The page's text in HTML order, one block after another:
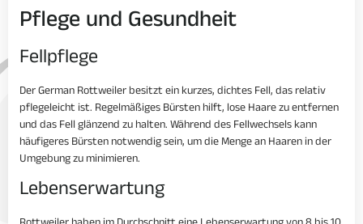
Pflege und Gesundheit
Fellpflege
Der German Rottweiler besitzt ein kurzes, dichtes Fell, das relativ
pflegeleicht ist. Regelmäßiges Bürsten hilft, lose Haare zu entfernen
und das Fell glänzend zu halten. Während des Fellwechsels kann
häufigeres Bürsten notwendig sein, um die Menge an Haaren in der
Umgebung zu minimieren.
Lebenserwartung